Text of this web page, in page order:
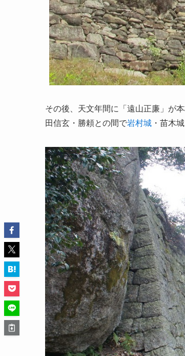
その後、天文年間に「遠山正廉」が
田信玄・勝頼との間で岩村城 ・苗木